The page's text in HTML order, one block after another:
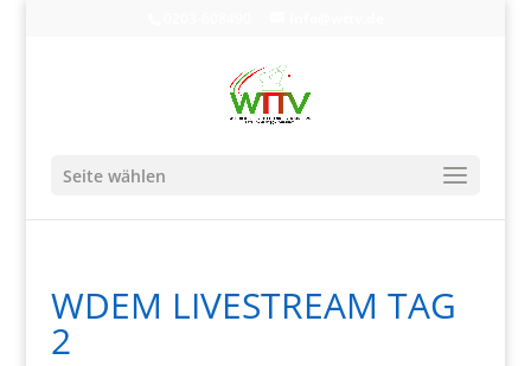
Seite wählen
WDEM LIVESTREAM TAG
2